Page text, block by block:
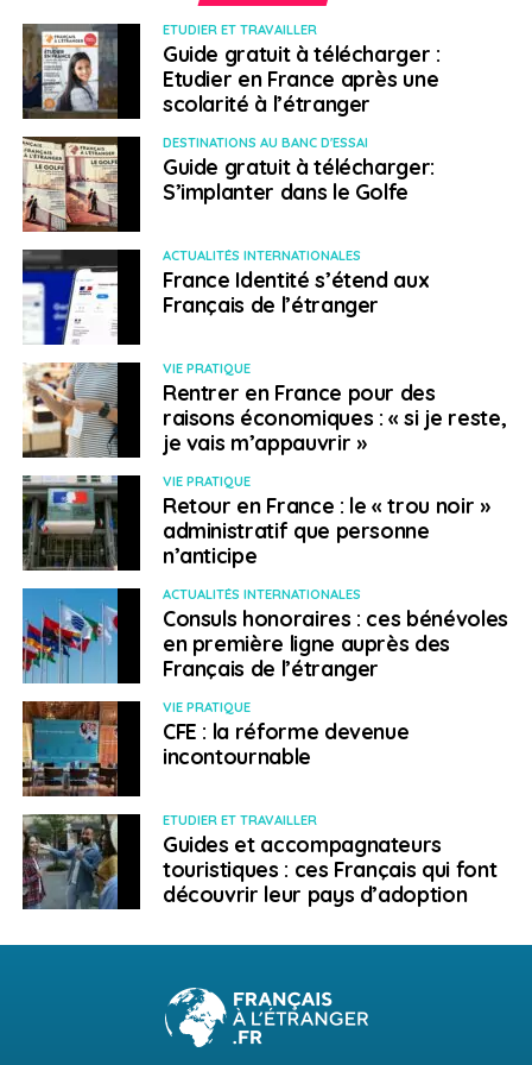
BURKINA FASO
FEATURED
FRANÇAIS À L'ÉTRANGER
A SUIVRE
Les nouveaux Français de l’étranger. Samuel
Chantoiseau : « s’engager au plus près des
communautés »
NE RATEZ PAS
Les nouveaux Français de l’étranger. Béatrice
Leydier, chercheuse à Washington : «Il faut
toucher les jeunes»
Emmanuel Langlois
ETUDIER ET TRAVAILLER
Guide gratuit à télécharger :
Etudier en France après une
scolarité à l’étranger
DESTINATIONS AU BANC D'ESSAI
Guide gratuit à télécharger:
S’implanter dans le Golfe
ACTUALITÉS INTERNATIONALES
France Identité s’étend aux
Français de l’étranger
VIE PRATIQUE
Rentrer en France pour des
raisons économiques : « si je reste,
je vais m’appauvrir »
VIE PRATIQUE
Retour en France : le « trou noir »
administratif que personne
n’anticipe
ACTUALITÉS INTERNATIONALES
Consuls honoraires : ces bénévoles
en première ligne auprès des
Français de l’étranger
VIE PRATIQUE
CFE : la réforme devenue
incontournable
ETUDIER ET TRAVAILLER
Guides et accompagnateurs
touristiques : ces Français qui font
découvrir leur pays d’adoption